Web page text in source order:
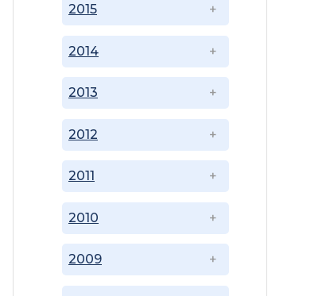
2009
2010
2011
2012
2013
2014
2015